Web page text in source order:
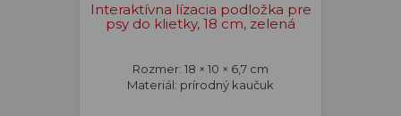
Interaktívna lízacia podložka pre
psy do klietky, 18 cm, zelená
Rozmer: 18 × 10 × 6,7 cm
Materiál: prírodný kaučuk